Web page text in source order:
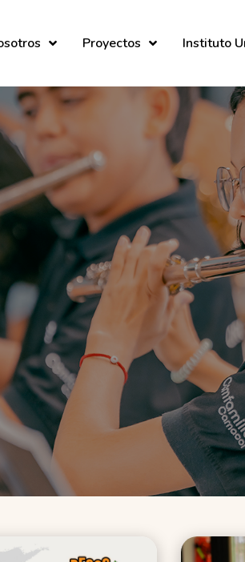
Proyectos Instituto